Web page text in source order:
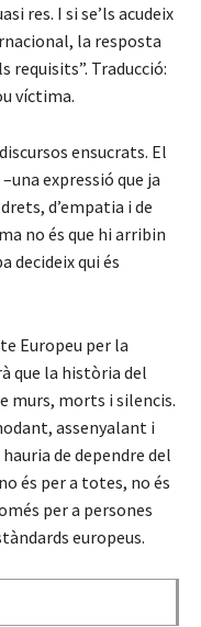
res. I si se’ls acudeix
la resposta
requisits”. Traducció:
víctima.
ensucrats. El
expressió que ja
d’empatia i de
no és que hi arribin
decideix qui és
Europeu per la
que la història del
murs, morts i silencis.
assenyalant i
de dependre del
és per a totes, no és
per a persones
europeus.